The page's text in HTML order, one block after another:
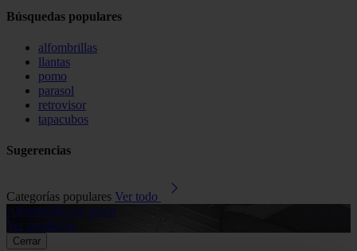
Búsquedas populares
alfombrillas
llantas
pomo
parasol
retrovisor
tapacubos
Sugerencias
Categorías populares Ver todo
Alfombrillas de goma
Ver productos
Cerrar